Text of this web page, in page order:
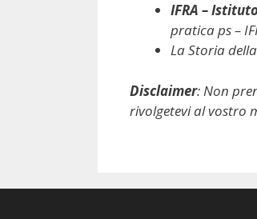
IFRA –
pratica ps –
La Storia
Disclaimer: Non
rivolgetevi al vostro